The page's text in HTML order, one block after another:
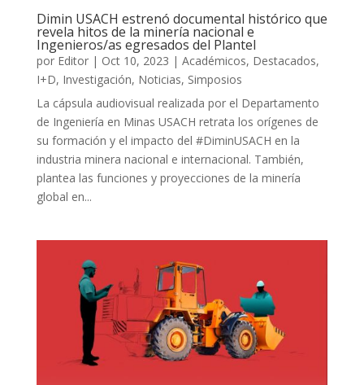
Dimin USACH estrenó documental histórico que
revela hitos de la minería nacional e
Ingenieros/as egresados del Plantel
por Editor| Oct 10, 2023 | Académicos, Destacados,
I+D, Investigación, Noticias, Simposios
La cápsula audiovisual realizada por el Departamento
de Ingeniería en Minas USACH retrata los orígenes de
su formación y el impacto del #DiminUSACH en la
industria minera nacional e internacional. También,
plantea las funciones y proyecciones de la minería
global en...